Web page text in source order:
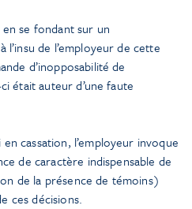
en se fondant sur un
de l’employeur de cette
d’inopposabilité de
était auteur d’une faute
cassation, l’employeur invoque
de caractère indispensable de
de la présence de témoins)
ces décisions.